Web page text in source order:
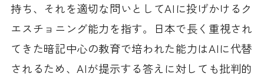
持ち、それを適切な問いとしてAIに投げかけるク
エスチョニング能力を指す。日本で長く重視され
てきた暗記中心の教育で培われた能力はAIに代替
されるため、AIが提示する答えに対しても批判的